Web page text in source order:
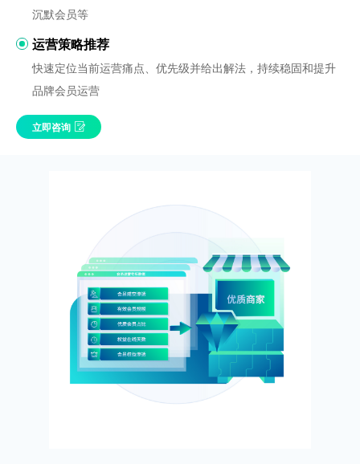
沉默会员等
运营策略推荐
快速定位当前运营痛点、优先级并给出解法，持续稳固和提升
品牌会员运营
立即咨询